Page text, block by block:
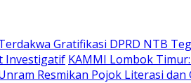
Gratifikasi DPRD NTB
Investigatif KAMMI Lombok
Resmikan Pojok Literasi